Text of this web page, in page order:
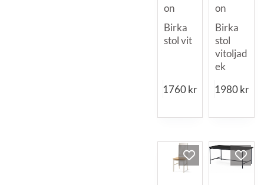
on
Birka
stol vit
1760kr
on
Birka
stol
vitoljad
ek
1980kr